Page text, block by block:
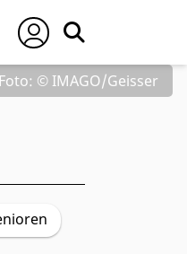
Foto: © IMAGO/Geisser